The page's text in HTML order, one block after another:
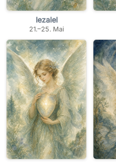
Iezalel
21.–25. Mai